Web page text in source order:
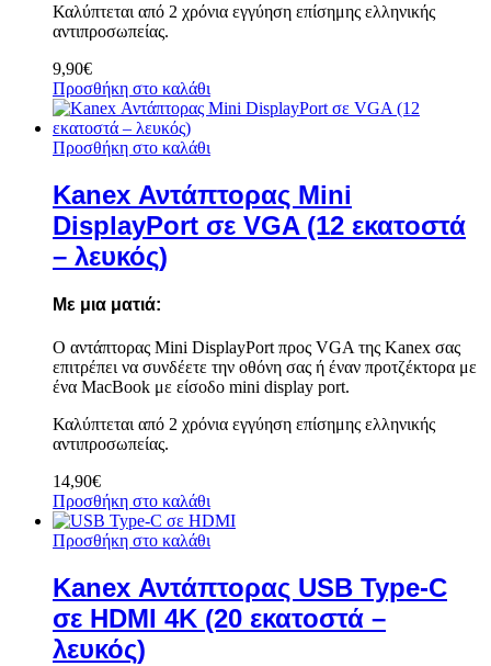
Καλύπτεται από 2 χρόνια εγγύηση επίσημης ελληνικής
αντιπροσωπείας.
9,90€
Προσθήκη στο καλάθι
Προσθήκη στο καλάθι
Kanex Αντάπτορας Mini
DisplayPort σε VGA (12 εκατοστά
– λευκός)
Με μια ματιά:
Ο αντάπτορας Mini DisplayPort προς VGA της Kanex σας
επιτρέπει να συνδέετε την οθόνη σας ή έναν προτζέκτορα με
ένα MacBook με είσοδο mini display port.
Καλύπτεται από 2 χρόνια εγγύηση επίσημης ελληνικής
αντιπροσωπείας.
14,90€
Προσθήκη στο καλάθι
Προσθήκη στο καλάθι
Kanex Αντάπτορας USB Type-C
σε HDMI 4K (20 εκατοστά –
λευκός)